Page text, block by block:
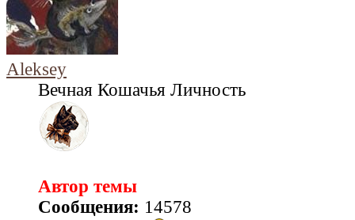
Aleksey
Вечная Кошачья Личность
Автор темы
Сообщения: 14578